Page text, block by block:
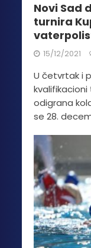
Novi Sad
turnira
15/12/2021
U četvrtak i
kvalifikacioni
odigrana
se 28.